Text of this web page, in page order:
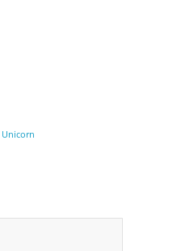
Unicorn